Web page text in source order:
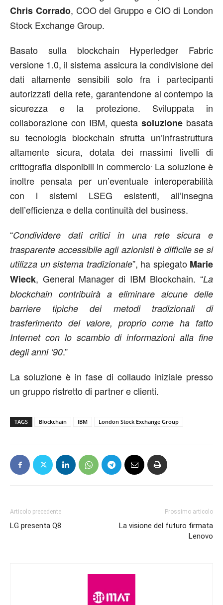
Chris Corrado, COO del Gruppo e CIO di London
Stock Exchange Group.
Basato sulla blockchain Hyperledger Fabric
versione 1.0, il sistema assicura la condivisione dei
dati altamente sensibili solo fra i partecipanti
autorizzati della rete, garantendone al contempo la
sicurezza e la protezione. Sviluppata in
collaborazione con IBM, questa soluzione basata
su tecnologia blockchain sfrutta un’infrastruttura
altamente sicura, dotata dei massimi livelli di
crittografia disponibili in commercio. La soluzione è
inoltre pensata per un’eventuale interoperabilità
con i sistemi LSEG esistenti, all’insegna
dell’efficienza e della continuità del business.
“Condividere dati critici in una rete sicura e
trasparente accessibile agli azionisti è difficile se si
utilizza un sistema tradizionale”, ha spiegato Marie
Wieck, General Manager di IBM Blockchain. “La
blockchain contribuirà a eliminare alcune delle
barriere tipiche dei metodi tradizionali di
trasferimento del valore, proprio come ha fatto
Internet con lo scambio di informazioni alla fine
degli anni ‘90.”
La soluzione è in fase di collaudo iniziale presso
un gruppo ristretto di partner e clienti.
TAGS Blockchain IBM London Stock Exchange Group
Articolo precedente
LG presenta Q8
Prossimo articolo
La visione del futuro firmata
Lenovo